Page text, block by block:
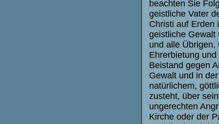
beachten Sie
geistliche Vater
Christi auf Erden
geistliche Gewalt
und alle
Ehrerbietung
Beistand gegen
Gewalt und in
natürlichem,
zusteht, über
ungerechten
Kirche oder der